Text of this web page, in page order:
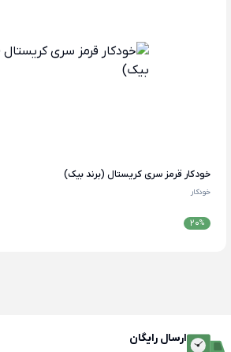
خودکار قرمز سری کریستال (برند بیک)
خودکار
%
20
ارسال رایگان